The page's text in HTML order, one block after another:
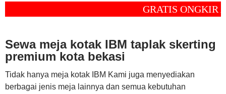
GRATIS ONGKIR ANTAR
Sewa meja kotak IBM taplak skerting
premium kota bekasi
Tidak hanya meja kotak IBM Kami juga menyediakan
berbagai jenis meja lainnya dan semua kebutuhan